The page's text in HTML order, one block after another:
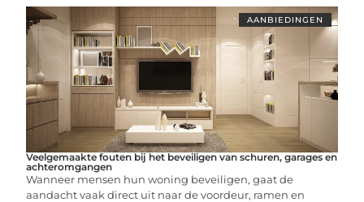
AANBIEDINGEN
Veelgemaakte fouten bij het beveiligen van schuren, garages en
achteromgangen
Wanneer mensen hun woning beveiligen, gaat de
aandacht vaak direct uit naar de voordeur, ramen en